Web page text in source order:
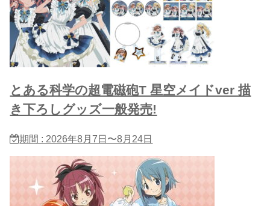
とある科学の超電磁砲T 星​空メイドver 描
き下ろしグッズ一般発売!
期間 : 2026年8月7日〜8月24日